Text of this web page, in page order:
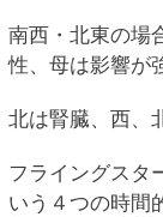
南西・北東の場
性、母は影響が
北は腎臓、西、
フライングスタ
いう４つの時間